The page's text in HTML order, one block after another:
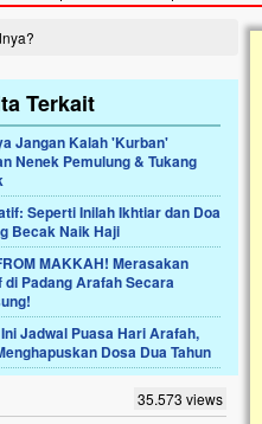
Terkait
Jangan Kalah 'Kurban'
Nenek Pemulung & Tukang
Seperti Inilah Ikhtiar dan Doa
Becak Naik Haji
MAKKAH! Merasakan
di Padang Arafah Secara
Jadwal Puasa Hari Arafah,
Dosa Dua Tahun
35.573 views
Mangkrak, Masjid di
ini Mengenaskan. Ayo Bantu.!!
di Kampung Cilumbu ini sungguh
Lima tahun mangkrak, kini nyaris